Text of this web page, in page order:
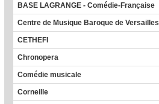
BASE LAGRANGE - Comédie-Française
Centre de Musique Baroque de Versailles
CETHEFI
Chronopera
Comédie musicale
Corneille